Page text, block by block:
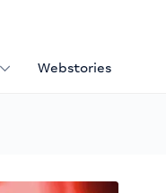
Webstories